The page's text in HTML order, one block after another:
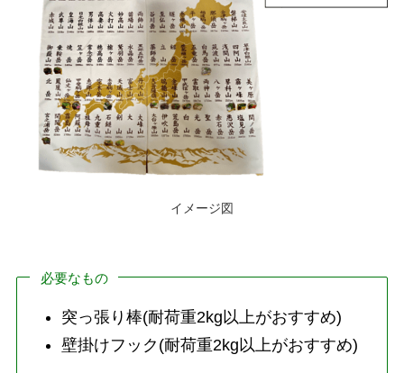
イメージ図
必要なもの
突っ張り棒(耐荷重2kg以上がおすすめ)
壁掛けフック(耐荷重2kg以上がおすすめ)